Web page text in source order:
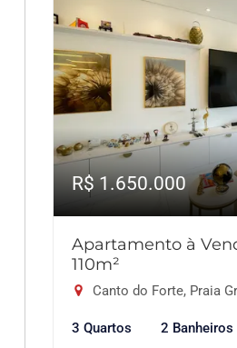
R$ 1.650.000
Apartamento à
110m²
Canto do Forte, Praia
3 Quartos 2 Banheiros